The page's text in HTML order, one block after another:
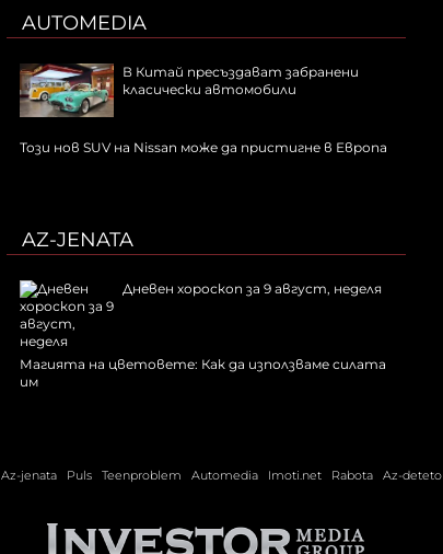
AUTOMEDIA
В Китай пресъздават забранени
класически автомобили
Този нов SUV на Nissan може да пристигне в Европа
AZ-JENATA
Дневен хороскоп за 9 август, неделя
Магията на цветовете: Как да използваме силата
им
Az-jenata Puls Teenproblem Automedia Imoti.net Rabota Az-deteto